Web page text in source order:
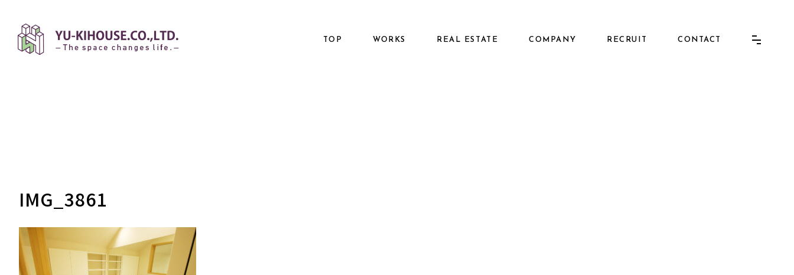
TOP WORKS REAL ESTATE COMPANY RECRUIT CONTACT
IMG_3861